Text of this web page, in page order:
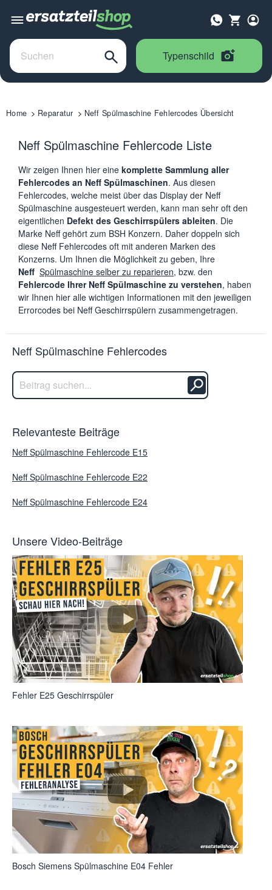
Typenschild
Home Reparatur Neff Spülmaschine Fehlercodes Übersicht
Neff Spülmaschine Fehlercode Liste
Wir zeigen Ihnen hier eine komplette Sammlung aller
Fehlercodes an Neff Spülmaschinen. Aus diesen
Fehlercodes, welche meist über das Display der Neff
Spülmaschine ausgesteuert werden, kann man sehr oft den
eigentlichen Defekt des Geschirrspülers ableiten. Die
Marke Neff gehört zum BSH Konzern. Daher doppeln sich
diese Neff Fehlercodes oft mit anderen Marken des
Konzerns. Um Ihnen die Möglichkeit zu geben, Ihre
Neff Spülmaschine selber zu reparieren, bzw. den
Fehlercode Ihrer Neff Spülmaschine zu verstehen, haben
wir Ihnen hier alle wichtigen Informationen mit den jeweiligen
Errorcodes bei Neff Geschirrspülern zusammengetragen.
Neff Spülmaschine Fehlercodes
Relevanteste Beiträge
Neff Spülmaschine Fehlercode E15
Neff Spülmaschine Fehlercode E22
Neff Spülmaschine Fehlercode E24
Unsere Video-Beiträge
Fehler E25 Geschirrspüler
Bosch Siemens Spülmaschine E04 Fehler